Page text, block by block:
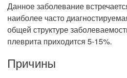
Данное заболевание
наиболее часто
общей структуре
плеврита приходится 5-15%.
Причины